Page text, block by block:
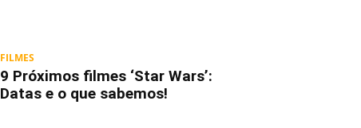
FILMES
9 Próximos filmes ‘Star Wars’:
Datas e o que sabemos!